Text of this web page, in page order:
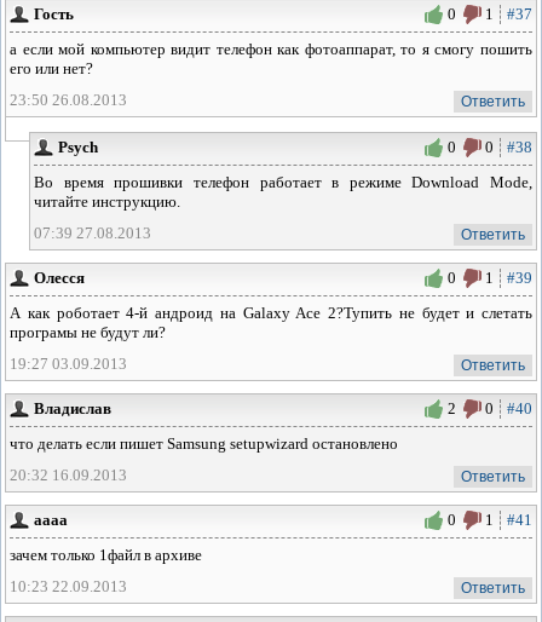
Гость #37
1
0
а если мой компьютер видит телефон как фотоаппарат, то я смогу пошить
его или нет?
23:50 26.08.2013
Ответить
Psych #38
0
0
Во время прошивки телефон работает в режиме Download Mode,
читайте инструкцию.
07:39 27.08.2013
Ответить
Олесся #39
1
0
А как роботает 4-й андроид на Galaxy Ace 2?Тупить не будет и слетать
програмы не будут ли?
19:27 03.09.2013
Ответить
Владислав #40
0
2
что делать если пишет Samsung setupwizard остановлено
20:32 16.09.2013
Ответить
аааа #41
1
0
зачем только 1файл в архиве
10:23 22.09.2013
Ответить